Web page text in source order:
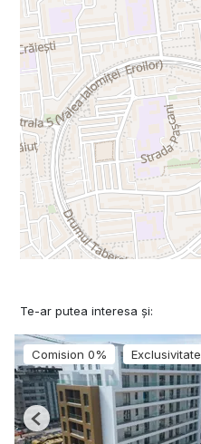
Te-ar putea interesa și:
Comision 0% Exclusivitate
Previous